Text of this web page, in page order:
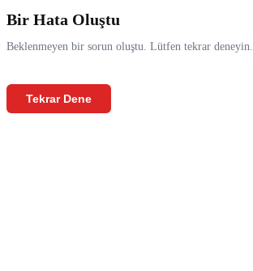
Bir Hata Oluştu
Beklenmeyen bir sorun oluştu. Lütfen tekrar deneyin.
Tekrar Dene